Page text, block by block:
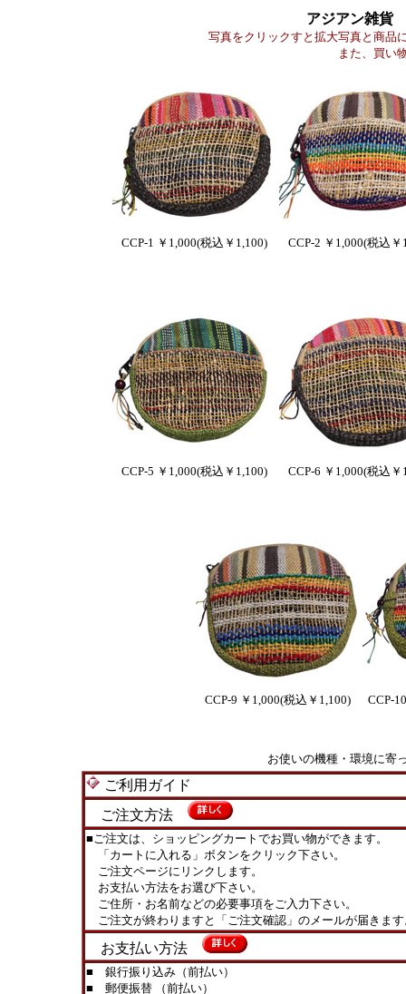
アジアン雑貨
写真をクリックすと拡大写真と商品
また、買い
CCP-1 ￥1,000(税込￥1,100) CCP-2 ￥1,000(税込￥
CCP-5 ￥1,000(税込￥1,100) CCP-6 ￥1,000(税込￥
CCP-9 ￥1,000(税込￥1,100) CCP-
お使いの機種・環境に寄
ご利用ガイド
ご注文方法
■ご注文は、ショッピングカートでお買い物ができます。
「カートに入れる」ボタンをクリック下さい。
ご注文ページにリンクします。
お支払い方法をお選び下さい。
ご住所・お名前などの必要事項をご入力下さい。
ご注文が終わりますと「ご注文確認」のメールが届きま
お支払い方法
■ 銀行振り込み（前払い）
■ 郵便振替 （前払い）